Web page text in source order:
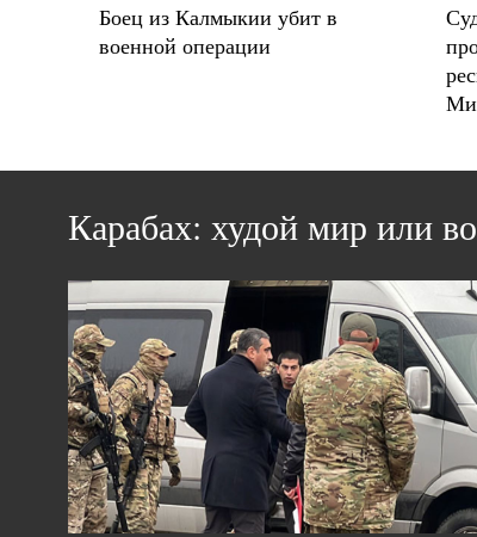
Боец из Калмыкии убит в
военной операции
Карабах: худой мир или